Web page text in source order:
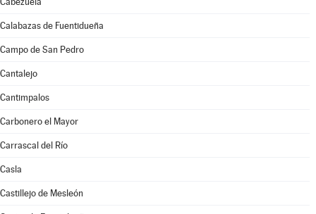
Calabazas de Fuentidueña
Campo de San Pedro
Cantalejo
Cantimpalos
Carbonero el Mayor
Carrascal del Río
Casla
Castillejo de Mesleón